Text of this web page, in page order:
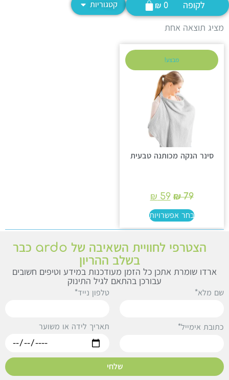
לקופה ₪0 קטגוריות
מציג תוצאה אחת
מבצע!
סינר הנקה מכותנה טבעית
₪79
₪59
בחר אפשרויות
הצטרפי לחוויית השאיבה של ardo כבר
בשלב ההריון
ארדו שומרת אתכן כל הזמן מעודכנות במידע וטיפים חשובים
עבורכן בהתאם לגיל התינוק
שם מלא* טלפון נייד*
כתובת אימייל* תאריך לידה או משוער
שלחי